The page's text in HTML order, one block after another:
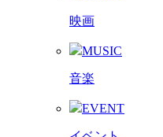
映画
MUSIC
音楽
EVENT